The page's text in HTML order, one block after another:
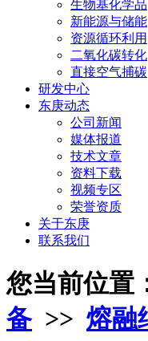
生物基化学品
新能源与储能
资源循环利用
二氧化碳转化
直接空气捕碳
研发中心
东庚动态
公司新闻
媒体报道
技术文章
资料下载
视频专区
荣誉资质
关于东庚
联系我们
您当前位置
备>> 熔融